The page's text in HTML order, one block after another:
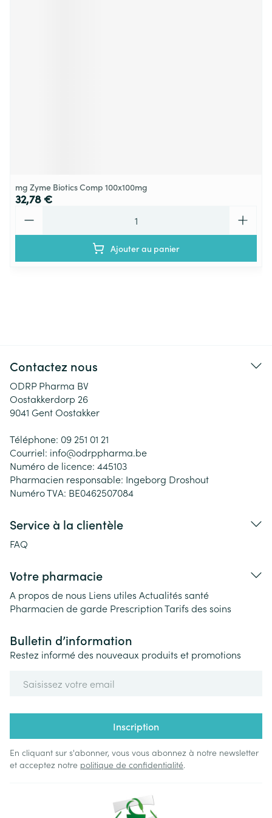
mg Zyme Biotics Comp 100x100mg
32,78 €
Ajouter au panier
Contactez nous
ODRP Pharma BV
Oostakkerdorp 26
9041 Gent Oostakker
Téléphone: 09 251 01 21
Courriel: info@odrppharma.be
Numéro de licence: 445103
Pharmacien responsable: Ingeborg Droshout
Numéro TVA: BE0462507084
Service à la clientèle
FAQ
Votre pharmacie
A propos de nous Liens utiles Actualités santé
Pharmacien de garde PrescriptionTarifs des soins
Bulletin d’information
Restez informé des nouveaux produits et promotions
Inscription
En cliquant sur s'abonner, vous vous abonnez à notre newsletter
et acceptez notre politique de confidentialité.